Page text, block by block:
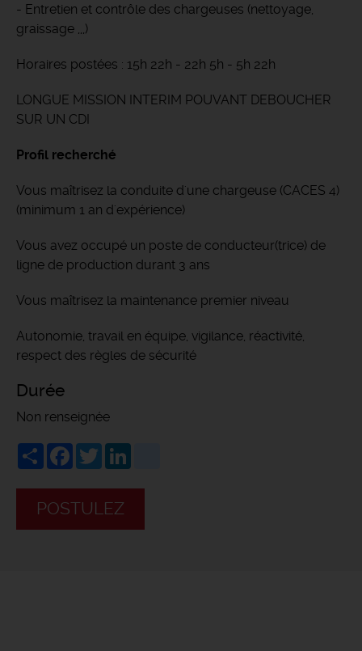
- Entretien et contrôle des chargeuses (nettoyage,
graissage ,,,)
Horaires postées : 15h 22h - 22h 5h - 5h 22h
LONGUE MISSION INTERIM POUVANT DEBOUCHER
SUR UN CDI
Profil recherché
Vous maîtrisez la conduite d'une chargeuse (CACES 4)
(minimum 1 an d'expérience)
Vous avez occupé un poste de conducteur(trice) de
ligne de production durant 3 ans
Vous maîtrisez la maintenance premier niveau
Autonomie, travail en équipe, vigilance, réactivité,
respect des règles de sécurité
Durée
Non renseignée
ShareFacebook
Twitter
POSTULEZ